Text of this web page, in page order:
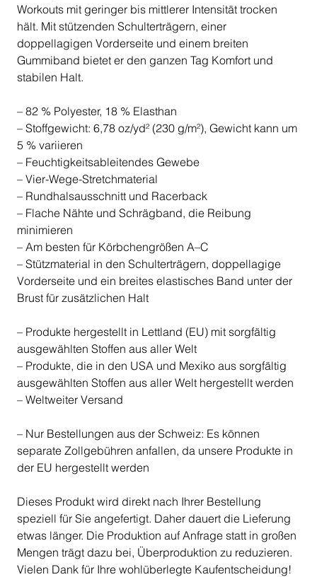
Workouts mit geringer bis mittlerer Intensität trocken
hält. Mit stützenden Schulterträgern, einer
doppellagigen Vorderseite und einem breiten
Gummiband bietet er den ganzen Tag Komfort und
stabilen Halt.
– 82 % Polyester, 18 % Elasthan
– Stoffgewicht: 6,78 oz/yd² (230 g/m²), Gewicht kann um
5 % variieren
– Feuchtigkeitsableitendes Gewebe
– Vier-Wege-Stretchmaterial
– Rundhalsausschnitt und Racerback
– Flache Nähte und Schrägband, die Reibung
minimieren
– Am besten für Körbchengrößen A–C
– Stützmaterial in den Schulterträgern, doppellagige
Vorderseite und ein breites elastisches Band unter der
Brust für zusätzlichen Halt
– Produkte hergestellt in Lettland (EU) mit sorgfältig
ausgewählten Stoffen aus aller Welt
– Produkte, die in den USA und Mexiko aus sorgfältig
ausgewählten Stoffen aus aller Welt hergestellt werden
– Weltweiter Versand
– Nur Bestellungen aus der Schweiz: Es können
separate Zollgebühren anfallen, da unsere Produkte in
der EU hergestellt werden
Dieses Produkt wird direkt nach Ihrer Bestellung
speziell für Sie angefertigt. Daher dauert die Lieferung
etwas länger. Die Produktion auf Anfrage statt in großen
Mengen trägt dazu bei, Überproduktion zu reduzieren.
Vielen Dank für Ihre wohlüberlegte Kaufentscheidung!